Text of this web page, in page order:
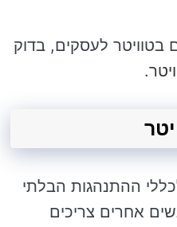
בטוויטר לעסקים, בדוק
.
ההתנהגות הבלתי
אחרים צריכים